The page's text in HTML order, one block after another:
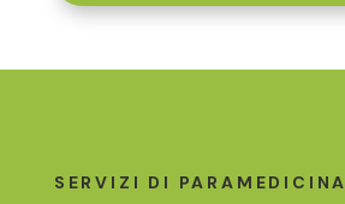
SERVIZI DI PARAMEDICINA